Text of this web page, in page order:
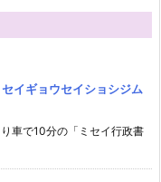
イギョウセイショシジム
車で10分の「ミセイ行政書